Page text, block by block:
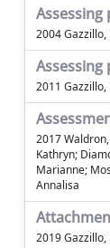
Assessing
2004 Gazzillo,
Assessing
2011 Gazzillo,
2017
Kathryn;
Marianne;
Annalisa
2019 Gazzillo,